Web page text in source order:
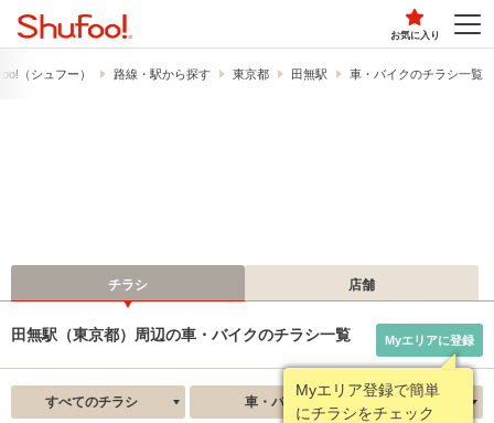
お気に入り
（シュフー） 路線・駅から探す 東京都 田無駅 車・バイクのチラシ一覧
チラシ 店舗
田無駅（東京都）周辺の車・バイクのチラシ一覧
Myエリア登録で簡単
にチラシをチェック
Myエリアに登録
すべてのチラシ 車・バイク 新着順